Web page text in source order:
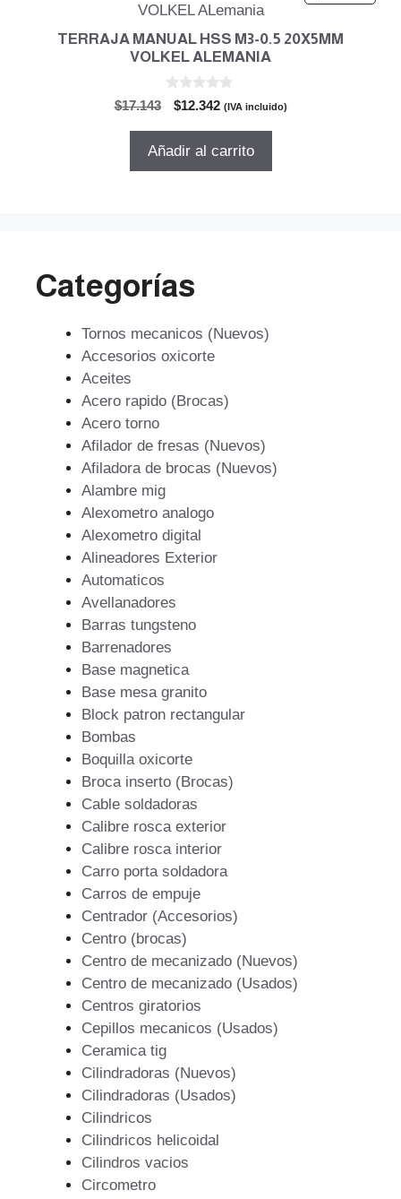
TERRAJA MANUAL HSS M3-0.5 20X5MM
VOLKEL ALEMANIA
$17.143
El
original
$12.342El
actual
(IVA incluido)
Añadir al carrito
Categorías
Tornos mecanicos (Nuevos)
Accesorios oxicorte
Aceites
Acero rapido (Brocas)
Acero torno
Afilador de fresas (Nuevos)
Afiladora de brocas (Nuevos)
Alambre mig
Alexometro analogo
Alexometro digital
Alineadores Exterior
Automaticos
Avellanadores
Barras tungsteno
Barrenadores
Base magnetica
Base mesa granito
Block patron rectangular
Bombas
Boquilla oxicorte
Broca inserto (Brocas)
Cable soldadoras
Calibre rosca exterior
Calibre rosca interior
Carro porta soldadora
Carros de empuje
Centrador (Accesorios)
Centro (brocas)
Centro de mecanizado (Nuevos)
Centro de mecanizado (Usados)
Centros giratorios
Cepillos mecanicos (Usados)
Ceramica tig
Cilindradoras (Nuevos)
Cilindradoras (Usados)
Cilindricos
Cilindricos helicoidal
Cilindros vacios
Circometro